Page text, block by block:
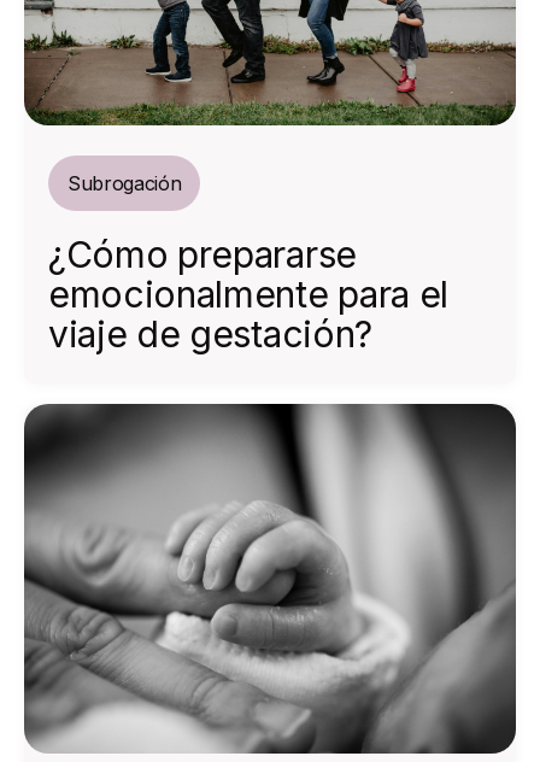
Subrogación
¿Cómo prepararse
emocionalmente para el
viaje de gestación?